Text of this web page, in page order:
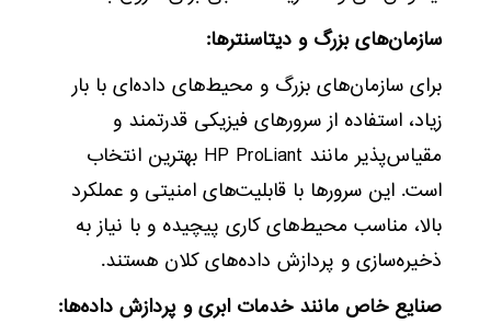
سازمان‌های بزرگ و دیتاسنترها:
برای سازمان‌های بزرگ و محیط‌های داده‌ای با بار
زیاد، استفاده از سرورهای فیزیکی قدرتمند و
مقیاس‌پذیر مانند HP ProLiant بهترین انتخاب
است. این سرورها با قابلیت‌های امنیتی و عملکرد
بالا، مناسب محیط‌های کاری پیچیده و با نیاز به
ذخیره‌سازی و پردازش داده‌های کلان هستند.
صنایع خاص مانند خدمات ابری و پردازش داده‌ها: